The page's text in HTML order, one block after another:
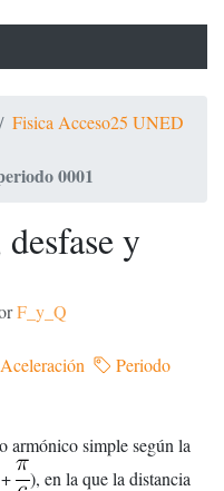
Fisica Acceso25 UNED
0001
y
F_y_Q
Aceleración
Periodo
armónico simple según la
), en la que la distancia